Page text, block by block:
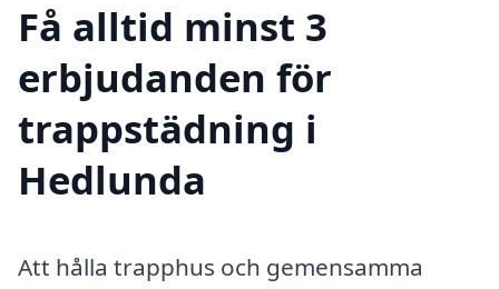
Få alltid minst 3
erbjudanden för
trappstädning i
Hedlunda
Att hålla trapphus och gemensamma